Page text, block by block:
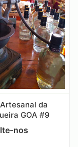
da
GOA #9
nos